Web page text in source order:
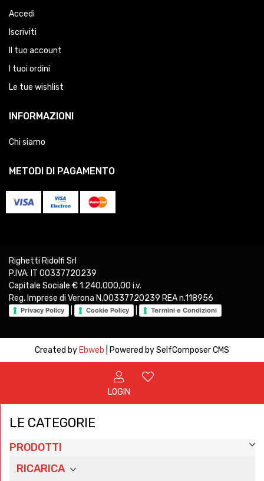
Accedi
Iscriviti
Il tuo account
I tuoi ordini
Le tue wishlist
INFORMAZIONI
Chi siamo
METODI DI PAGAMENTO
Righetti Ridolfi Srl
P.IVA: IT 00337720239
Capitale Sociale € 1.240.000,00 i.v.
Reg. Imprese di Verona N.00337720239 REA n.118956
Privacy Policy Cookie Policy Termini e Condizioni
Created by Ebweb | Powered by SelfComposer CMS
LOGIN
LE CATEGORIE
PRODOTTI
RICARICA